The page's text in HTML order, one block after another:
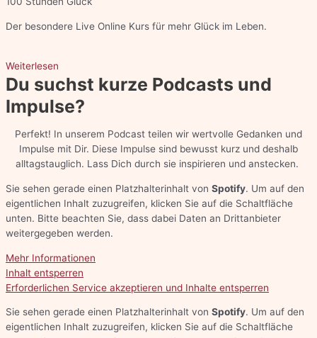
Der besondere Live Online Kurs für mehr Glück im Leben.
Weiterlesen
Du suchst kurze Podcasts und
Impulse?
Perfekt! In unserem Podcast teilen wir wertvolle Gedanken und
Impulse mit Dir. Diese Impulse sind bewusst kurz und deshalb
alltagstauglich. Lass Dich durch sie inspirieren und anstecken.
Sie sehen gerade einen Platzhalterinhalt von Spotify. Um auf den
eigentlichen Inhalt zuzugreifen, klicken Sie auf die Schaltfläche
unten. Bitte beachten Sie, dass dabei Daten an Drittanbieter
weitergegeben werden.
Mehr Informationen
Inhalt entsperren
Erforderlichen Service akzeptieren und Inhalte entsperren
Sie sehen gerade einen Platzhalterinhalt von Spotify. Um auf den
eigentlichen Inhalt zuzugreifen, klicken Sie auf die Schaltfläche